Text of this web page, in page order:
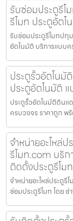
รับซ่อมประตูรีโ
รีโมท ประตูอัตโ
รับซ่อมประตูรีโมทปทุ
อัตโนมัติ บริการแบบ
ประตูรั้วอัตโนมั
ประตูอัตโนมัติ
ประตูรั้วอัตโนมัติดินแ
ครบวงจร ราคาถูก พ
จำหน่ายอะไหล่
รีโมท.com บริก
ติดตั้งประตูรีโม
จำหน่ายอะไหล่ประตู
ซ่อมประตูรีโมท โดย